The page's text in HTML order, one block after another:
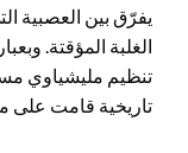
يفرّق بين العصبية
الغلبة المؤقتة.
تنظيم مليشياوي
تاريخية قامت